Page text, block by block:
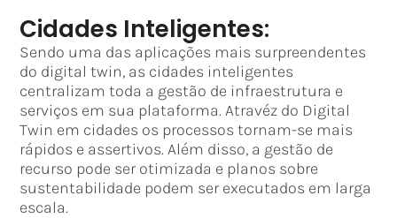
Cidades Inteligentes:
Sendo uma das aplicações mais surpreendentes
do digital twin, as cidades inteligentes
centralizam toda a gestão de infraestrutura e
serviços em sua plataforma. Atravéz do Digital
Twin em cidades os processos tornam-se mais
rápidos e assertivos. Além disso, a gestão de
recurso pode ser otimizada e planos sobre
sustentabilidade podem ser executados em larga
escala.